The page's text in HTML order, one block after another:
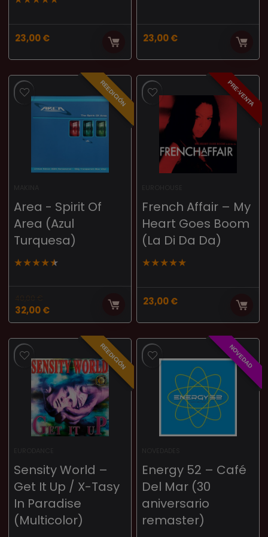
23,00€ 23,00€
REEDICIÓN
Area ‎- Spirit Of
Area (Azul
Turquesa)
★★★★★
40,00 €
32,00€
PRE-VENTA
French Affair – My
Heart Goes Boom
(La Di Da Da)
★★★★★
23,00€
REEDICIÓN
Sensity World ‎–
Get It Up / X-Tasy
In Paradise
(Multicolor)
NOVEDAD
Energy 52 – Café
Del Mar (30
aniversario
remaster)